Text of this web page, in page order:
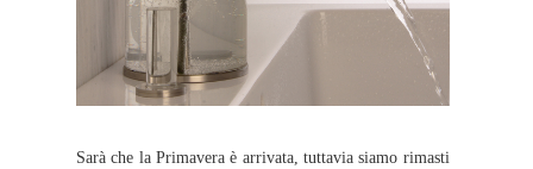
Sarà che la Primavera è arrivata, tuttavia siamo rimasti